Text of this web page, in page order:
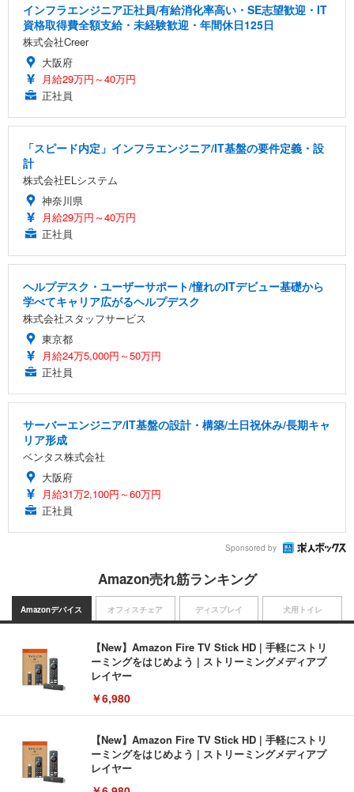
インフラエンジニア正社員/有給消化率高い・SE志望歓迎・IT
資格取得費全額支給・未経験歓迎・年間休日125日
株式会社Creer
大阪府
月給29万円～40万円
正社員
「スピード内定」インフラエンジニア/IT基盤の要件定義・設
計
株式会社ELシステム
神奈川県
月給29万円～40万円
正社員
ヘルプデスク・ユーザーサポート/憧れのITデビュー基礎から
学べてキャリア広がるヘルプデスク
株式会社スタッフサービス
東京都
月給24万5,000円～50万円
正社員
サーバーエンジニア/IT基盤の設計・構築/土日祝休み/長期キャ
リア形成
ベンタス株式会社
大阪府
月給31万2,100円～60万円
正社員
Sponsored by
Amazon売れ筋ランキング
Amazonデバイス
【New】Amazon Fire TV Stick HD | 手軽にストリ
ーミングをはじめよう | ストリーミングメディアプ
レイヤー
￥6,980
【New】Amazon Fire TV Stick HD | 手軽にストリ
ーミングをはじめよう | ストリーミングメディアプ
レイヤー
オフィスチェア ディスプレイ 犬用トイレ